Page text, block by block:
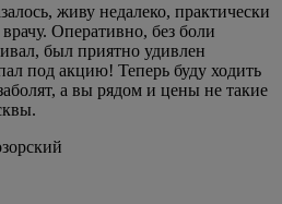
живу недалеко, практически
Оперативно, без боли
был приятно удивлен
под акцию! Теперь буду ходить
а вы рядом и цены не такие